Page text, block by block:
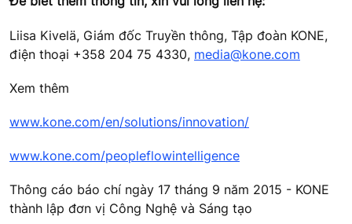
Liisa Kivelä, Giám đốc Truyền thông, Tập đoàn KONE,
điện thoại +358 204 75 4330, media@kone.com
Xem thêm
www.kone.com/en/solutions/innovation/
www.kone.com/peopleflowintelligence
Thông cáo báo chí ngày 17 tháng 9 năm 2015 - KONE
thành lập đơn vị Công Nghệ và Sáng tạo